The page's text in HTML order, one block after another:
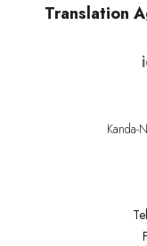
Translation
Kanda-